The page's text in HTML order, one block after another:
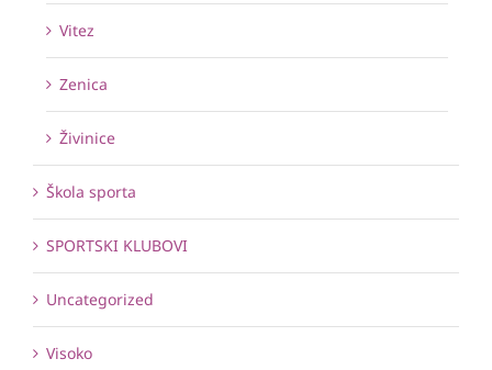
Vitez
Zenica
Živinice
Škola sporta
SPORTSKI KLUBOVI
Uncategorized
Visoko